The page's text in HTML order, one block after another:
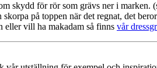
skydd för rör som grävs ner i marken.
på toppen när det regnat, det
eller vill ha makadam så finns vår